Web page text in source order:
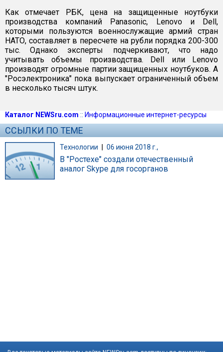
Как отмечает РБК, цена на защищенные ноутбуки
производства компаний Panasonic, Lenovo и Dell,
которыми пользуются военнослужащие армий стран
НАТО, составляет в пересчете на рубли порядка 200-300
тыс. Однако эксперты подчеркивают, что надо
учитывать объемы производства. Dell или Lenovо
производят огромные партии защищенных ноутбуков. А
"Росэлектроника" пока выпускает ограниченный объем
в несколько тысяч штук.
Каталог NEWSru.com :: Информационные интернет-ресурсы
ССЫЛКИ ПО ТЕМЕ
Технологии 06 июня 2018 г.,
В "Ростехе" создали отечественный
аналог Skype для госорганов